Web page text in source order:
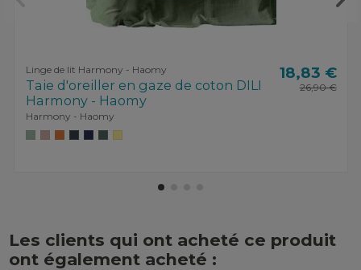
Linge de lit Harmony - Haomy
Taie d'oreiller en gaze de coton DILI
Harmony - Haomy
Harmony - Haomy
18,83 €
26,90 €
Les clients qui ont acheté ce produit
ont également acheté :